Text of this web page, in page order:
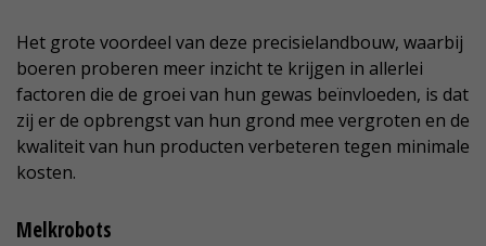
Het grote voordeel van deze precisielandbouw, waarbij
boeren proberen meer inzicht te krijgen in allerlei
factoren die de groei van hun gewas beïnvloeden, is dat
zij er de opbrengst van hun grond mee vergroten en de
kwaliteit van hun producten verbeteren tegen minimale
kosten.
Melkrobots